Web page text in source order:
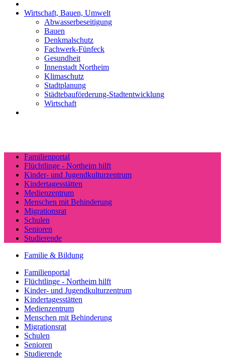
Wirtschaft, Bauen, Umwelt
Abwasserbeseitigung
Bauen
Denkmalschutz
Fachwerk-Fünfeck
Gesundheit
Innenstadt Northeim
Klimaschutz
Stadtplanung
Städtebauförderung-Stadtentwicklung
Wirtschaft
Familienportal
Flüchtlinge - Northeim hilft
Kinder- und Jugendkulturzentrum
Kindertagesstätten
Medienzentrum
Menschen mit Behinderung
Migrationsrat
Schulen
Senioren
Studierende
Familie & Bildung
Familienportal
Flüchtlinge - Northeim hilft
Kinder- und Jugendkulturzentrum
Kindertagesstätten
Medienzentrum
Menschen mit Behinderung
Migrationsrat
Schulen
Senioren
Studierende